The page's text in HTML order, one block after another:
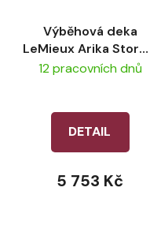
Výběhová deka
LeMieux Arika Storm-
Tek 50g - Black
12 pracovních dnů
DETAIL
5 753 Kč